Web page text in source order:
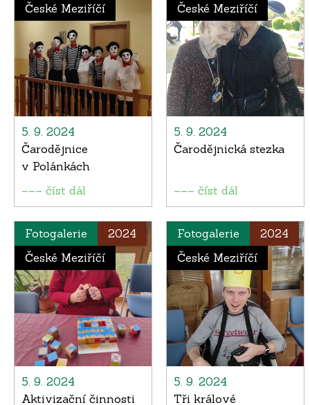
České Meziříčí
5. 9. 2024
Čarodějnice
v Polánkách
––– číst dál
České Meziříčí
5. 9. 2024
Čarodějnická stezka
––– číst dál
Fotogalerie
2024
České Meziříčí
5. 9. 2024
Aktivizační činnosti
Fotogalerie
2024
České Meziříčí
5. 9. 2024
Tři králové